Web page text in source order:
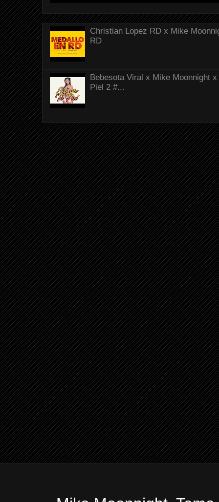
Christian Lopez RD x Mike
RD
Bebesota Viral x Mike Moonnight
Piel 2 #...